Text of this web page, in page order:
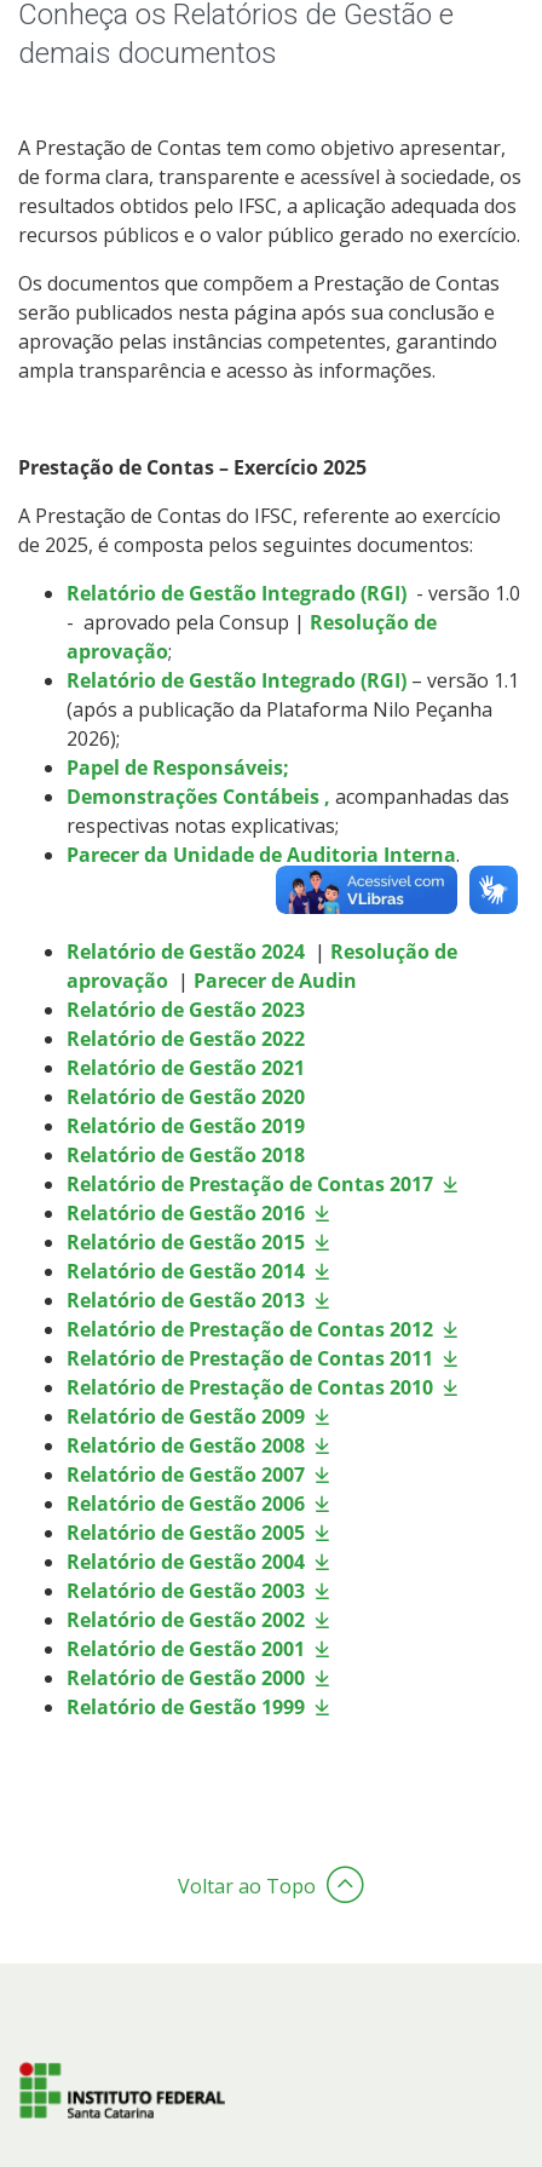
Indicadores e Estatísticas
Peça uma informação (SIC)
Relatórios de Gestão
Perguntas Frequentes
Consulta a processos
Tecnologia da Informação
Relação com Fundação de Apoio
Conheça os Relatórios de Gestão e
demais documentos
A Prestação de Contas tem como objetivo apresentar,
de forma clara, transparente e acessível à sociedade, os
resultados obtidos pelo IFSC, a aplicação adequada dos
recursos públicos e o valor público gerado no exercício.
Os documentos que compõem a Prestação de Contas
serão publicados nesta página após sua conclusão e
aprovação pelas instâncias competentes, garantindo
ampla transparência e acesso às informações.
Prestação de Contas – Exercício 2025
A Prestação de Contas do IFSC, referente ao exercício
de 2025, é composta pelos seguintes documentos:
Relatório​​​​​​de Gestão Integrado(RGI) - versão 1.0
- aprovado pela Consup | Resolução de
aprovação;
Relatório de Gestão Integrado (RGI) – versão 1.1
(após a publicação da Plataforma Nilo Peçanha
2026);
Papel de Responsáveis;
Demonstrações Contábeis , acompanhadas das
respectivas notas explicativas;
Parecer da Unidade de Auditoria Interna.
Relatório de Gestão 2024 | Resolução de
aprovação | Parecer de Audin
Relatório de Gestão 2023
Relatório de Gestão 2022
Relatório de Gestão 2021
Relatório de Gestão 2020
Relatório de Gestão 2019
Relatório de Gestão 2018
Relatório de Prestação de Contas 2017
Relatório de Gestão 2016
Relatório de Gestão 2015
Relatório de Gestão 2014
Relatório de Gestão 2013
Relatório de Prestação de Contas 2012
Relatório de Prestação de Contas 2011
Relatório de Prestação de Contas 2010
Relatório de Gestão 2009
Relatório de Gestão 2008
Relatório de Gestão 2007
Relatório de Gestão 2006
Relatório de Gestão 2005
Relatório de Gestão 2004
Relatório de Gestão 2003
Relatório de Gestão 2002
Relatório de Gestão 2001
Relatório de Gestão 2000
Relatório de Gestão 1999
Voltar ao Topo